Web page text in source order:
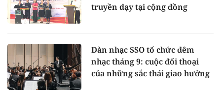
truyền dạy tại cộng đồng
Dàn nhạc SSO tổ chức đêm
nhạc tháng 9: cuộc đối thoại
của những sắc thái giao hưởng